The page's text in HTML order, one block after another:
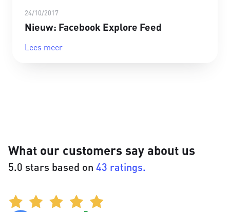
24/10/2017
Nieuw: Facebook Explore Feed
Lees meer
What our customers say about us
5.0 stars based on 43 ratings.